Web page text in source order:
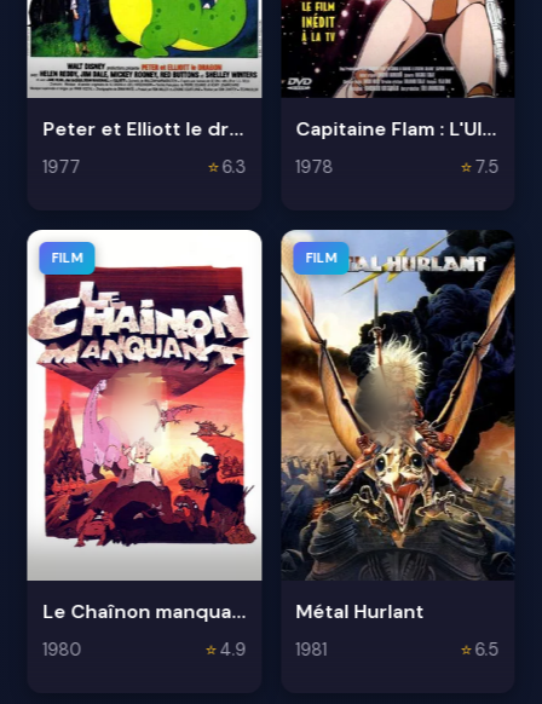
Peter et Elliott le dragon
1977 ⭐6.3
Capitaine Flam : L'Ultime Course à travers le système solaire
1978 ⭐7.5
FILM
Le Chaînon manquant
1980 ⭐4.9
FILM
Métal Hurlant
1981 ⭐6.5